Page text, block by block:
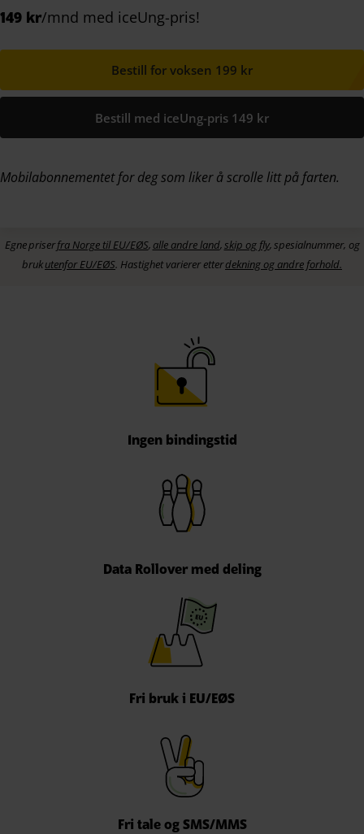
149 kr/mnd med iceUng-pris!
Bestill for voksen 199 kr
Bestill med iceUng-pris 149 kr
Mobilabonnementet for deg som liker å scrolle litt på farten.
Egnepriserfra Norge til EU/EØS, alle andre land,skip og fly,spesialnummer, og
brukutenfor EU/EØS. Hastighet varierer etterdekning og andre forhold.
Ingen bindingstid
Data Rollover med deling
Fri bruk i EU/EØS
Fri tale og SMS/MMS